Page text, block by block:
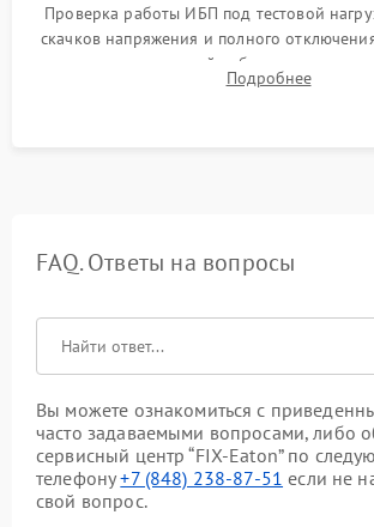
Проверка работы ИБП под тестовой
скачков напряжения и полного
времени автономной работы,
корректности формы выходного
Подробнее
FAQ. Ответы на вопросы
Вы можете ознакомиться с
часто задаваемыми вопросами, либо
сервисный центр “FIX-Eaton” по
телефону+7 (848) 238-87-51 если не
свой вопрос.